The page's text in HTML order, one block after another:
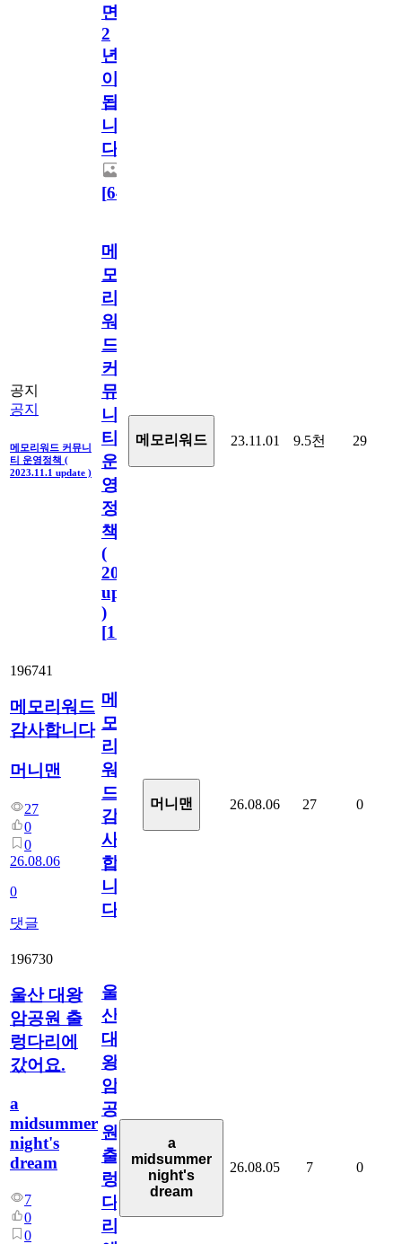
면
2
년
이
됩
니
다.
[64
공지
공지
메모리워드 커뮤니
티 운영정책 (
2023.11.1 update )
메
모
리
워
드
커
뮤
니
티
운
영
정
책
(
2023.11.1
update
)
[110
메모리워드 23.11.01 9.5천 29
196741
메모리워드
감사합니다
머니맨
27
0
0
26.08.06
0
댓글
메
모
리
워
드
감
사
합
니
다
머니맨 26.08.06 27 0
196730
울산 대왕
암공원 출
렁다리에
갔어요.
a
midsummer
night's
dream
7
0
0
울
산
대
왕
암
공
원
출
렁
다
리
a
midsummer
night's
dream
26.08.05 7 0